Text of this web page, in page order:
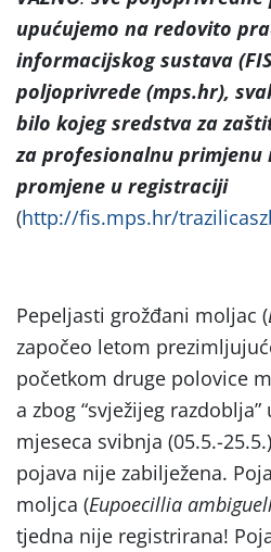
upućujemo na redovito
informacijskog sustava
poljoprivrede (mps.hr),
bilo kojeg sredstva za
za profesionalnu primjenu
promjene u registraciji
(http://fis.mps.hr/
Pepeljasti grožđani moljac (
započeo letom
početkom druge polovice
a zbog “svježijeg
mjeseca svibnja (05.5.-
pojava nije zabilježena.
moljca (Eupoecillia
tjedna nije registrirana!